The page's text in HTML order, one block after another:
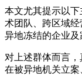
本文尤其提示以
术团队、跨区域
异地冻结的企业及
对上述群体而言
在被异地机关立